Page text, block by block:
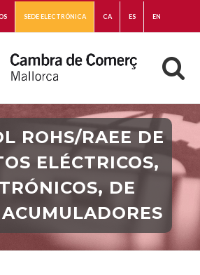
SEDE ELECTRÓNICA CA ES EN
ROHS/RAEE DE
ELÉCTRICOS,
DE